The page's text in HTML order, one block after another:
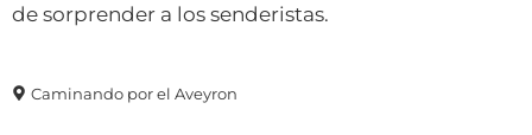
Caminando por el Aveyron
de sorprender a los senderistas.